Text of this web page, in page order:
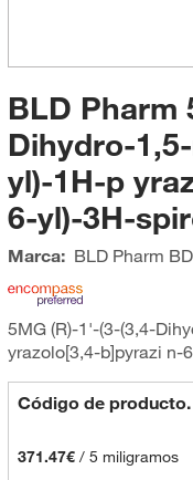
BLD Pharm
Dihydro-
yl)-1H-p
6-yl)-3H-
Marca: BLD Pharm
5MG (R)-1'-(3-(3,4-
yrazolo[3,4-b]pyrazi n-
Código de producto.
371.47€/ 5 miligramos